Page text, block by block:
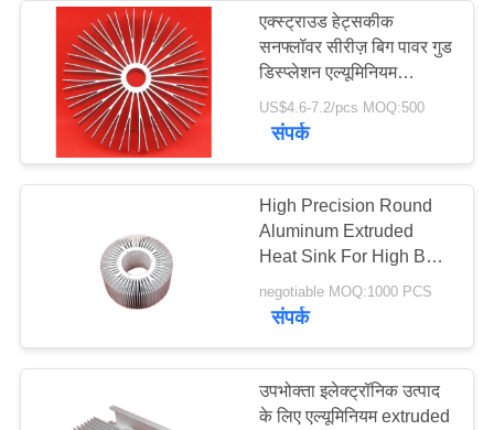
संपर्क
मांगें
PRIVACY
POLICY
एक्स्ट्राउड हेट्सकीक
सनफ्लॉवर सीरीज़ बिग पावर गुड
डिस्प्लेशन एल्यूमिनियम
एक्सट्रूज़न हीट सिंक
US$4.6-7.2/pcs MOQ:500
संपर्क
High Precision Round
Aluminum Extruded
Heat Sink For High Bay
Light
negotiable MOQ:1000 PCS
संपर्क
उपभोक्ता इलेक्ट्रॉनिक उत्पाद
के लिए एल्यूमिनियम extruded